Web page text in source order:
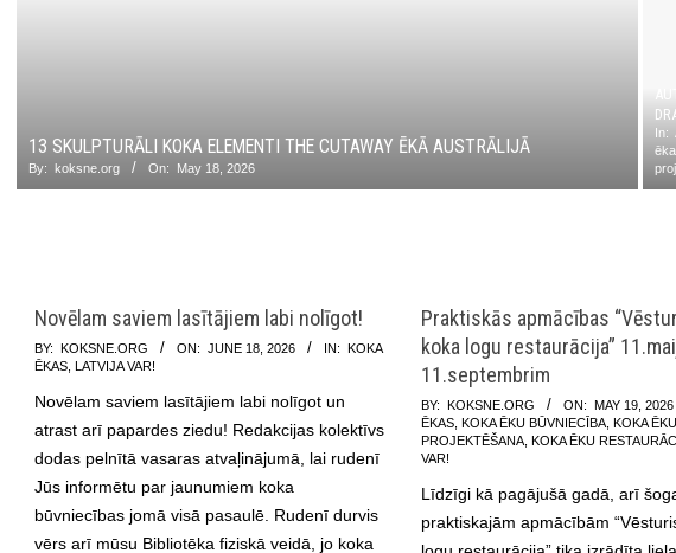
13 SKULPTURĀLI KOKA ELEMENTI THE CUTAWAY ĒKĀ AUSTRĀLIJĀ
By: koksne.org On: May 18, 2026
In:
Novēlam saviem lasītājiem labi nolīgot!
2026-
06-
18
BY: KOKSNE.ORG ON: JUNE 18, 2026 IN:
KOKA
ĒKAS
LATVIJA VAR!
Novēlam saviem lasītājiem labi nolīgot un
atrast arī papardes ziedu! Redakcijas kolektīvs
dodas pelnītā vasaras atvaļinājumā, lai rudenī
Jūs informētu par jaunumiem koka
būvniecības jomā visā pasaulē. Rudenī durvis
vērs arī mūsu Bibliotēka fiziskā veidā, jo koka
Praktiskās apmācības
koka logu restaurācija”
11.septembrim
2026-
05-
19
BY: KOKSNE.ORG ON: MAY 19, 2026
ĒKAS
KOKA ĒKU BŪVNIECĪBA
KOKA ĒKU
PROJEKTĒŠANA
KOKA ĒKU
VAR!
Līdzīgi kā pagājušā gadā, arī
praktiskajām apmācībām